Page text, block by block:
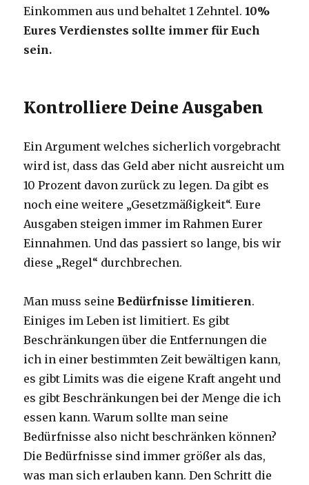
Einkommen aus und behaltet 1 Zehntel.10%
Eures Verdienstes sollte immer für Euch
sein.
Kontrolliere Deine Ausgaben
Ein Argument welches sicherlich vorgebracht
wird ist, dass das Geld aber nicht ausreicht um
10 Prozent davon zurück zu legen. Da gibt es
noch eine weitere „Gesetzmäßigkeit“. Eure
Ausgaben steigen immer im Rahmen Eurer
Einnahmen. Und das passiert so lange, bis wir
diese „Regel“ durchbrechen.
Man muss seineBedürfnisse limitieren.
Einiges im Leben ist limitiert. Es gibt
Beschränkungen über die Entfernungen die
ich in einer bestimmten Zeit bewältigen kann,
es gibt Limits was die eigene Kraft angeht und
es gibt Beschränkungen bei der Menge die ich
essen kann. Warum sollte man seine
Bedürfnisse also nicht beschränken können?
Die Bedürfnisse sind immer größer als das,
was man sich erlauben kann. Den Schritt die